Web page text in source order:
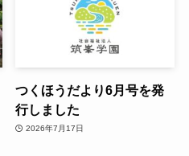
つくほうだより6月号を発
行しました
2026年7月17日